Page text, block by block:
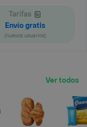
Tarifas
Envío gratis
(nuevos usuarios)
Ver todos